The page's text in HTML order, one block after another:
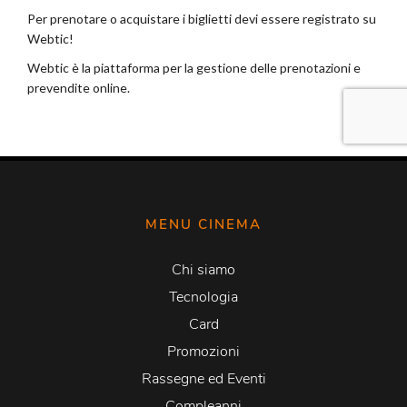
MENU CINEMA
Chi siamo
Tecnologia
Card
Promozioni
Rassegne ed Eventi